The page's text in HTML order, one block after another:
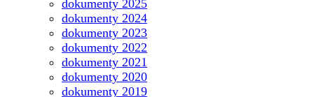
dokumenty 2025
dokumenty 2024
dokumenty 2023
dokumenty 2022
dokumenty 2021
dokumenty 2020
dokumenty 2019